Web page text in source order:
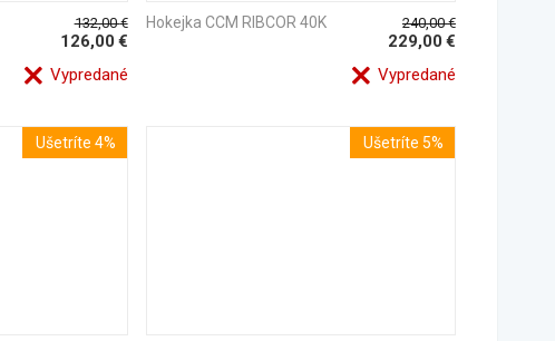
132,00 €
126,00 €
Vypredané
Hokejka CCM RIBCOR 40K 240,00 €
229,00 €
Vypredané
Ušetríte 4% Ušetríte 5%